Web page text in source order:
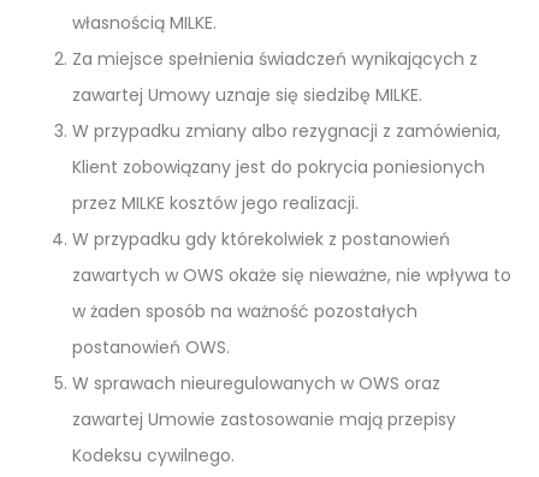
własnością MILKE.
Za miejsce spełnienia świadczeń wynikających z
zawartej Umowy uznaje się siedzibę MILKE.
W przypadku zmiany albo rezygnacji z zamówienia,
Klient zobowiązany jest do pokrycia poniesionych
przez MILKE kosztów jego realizacji.
W przypadku gdy którekolwiek z postanowień
zawartych w OWS okaże się nieważne, nie wpływa to
w żaden sposób na ważność pozostałych
postanowień OWS.
W sprawach nieuregulowanych w OWS oraz
zawartej Umowie zastosowanie mają przepisy
Kodeksu cywilnego.